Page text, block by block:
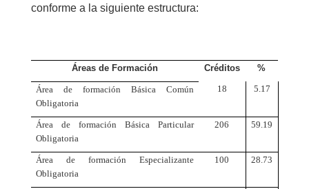
conforme a la siguiente estructura:
Áreas de Formación Créditos %
Área de formación Básica Común
Obligatoria
18 5.17
Área de formación Básica Particular
Obligatoria
206 59.19
Área de formación Especializante
Obligatoria
100 28.73